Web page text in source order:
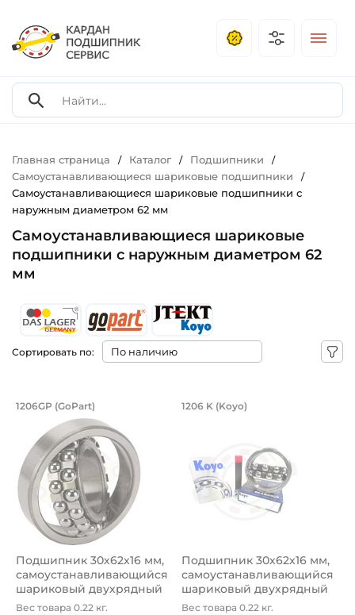
Главная страница / Каталог / Подшипники /
Самоустанавливающиеся шариковые подшипники /
Самоустанавливающиеся шариковые подшипники с
наружным диаметром 62 мм
Самоустанавливающиеся шариковые
подшипники с наружным диаметром 62
мм
Сортировать по:
Подшипник 30х62х16 мм,
Подшипник шариковый двухрядный 1206 Koyo, на вал
1206GP (GoPart)
Подшипник 30х62х16 мм,
самоустанавливающийся
шариковый двухрядный
на ва...
Вес товара 0.22 кг.
Подшипник
1206 K (Koyo)
Подшипник 30х62х16 мм,
самоустанавливающийся
шариковый двухрядный
на ва...
Вес товара 0.22 кг.